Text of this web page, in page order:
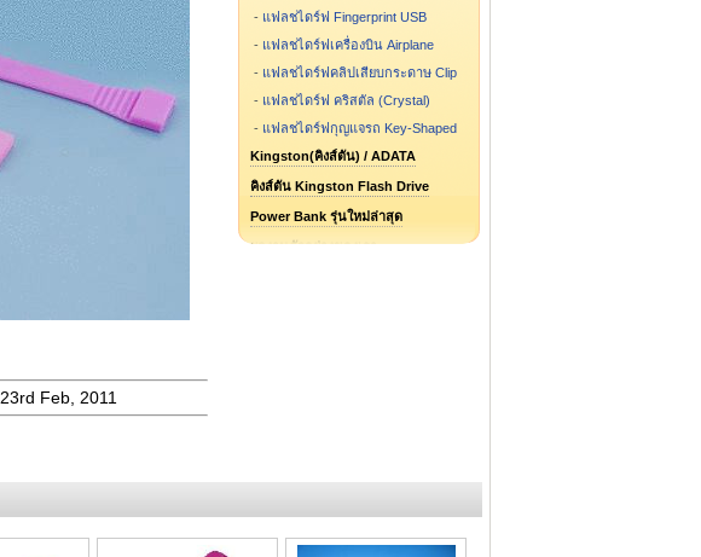
23rd Feb, 2011
- แฟลชไดร์ฟ Fingerprint USB
- แฟลชไดร์ฟเครื่องบิน Airplane
- แฟลชไดร์ฟคลิปเสียบกระดาษ Clip
- แฟลชไดร์ฟ คริสตัล (Crystal)
- แฟลชไดร์ฟกุญแจรถ Key-Shaped
Kingston(คิงส์ตัน) / ADATA
คิงส์ตัน Kingston Flash Drive
Power Bank รุ่นใหม่ล่าสุด
ผลงานตัวอย่างของเรา